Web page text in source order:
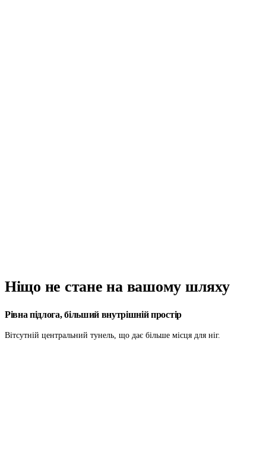
Ніщо не станена вашому шляху
Рівна підлога, більший внутрішній простір
Вітсутній центральний тунель, що дає більше місця для ніг.